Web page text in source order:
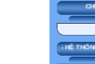
CHỦ
SMAS HỆ